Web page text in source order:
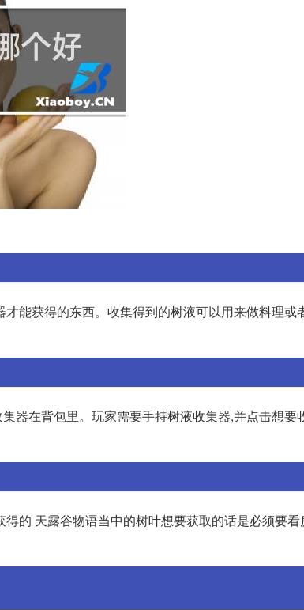
能获得的东西。收集得到的树液可以用来做料理或
器在背包里。玩家需要手持树液收集器,并点击想要
的 天露谷物语当中的树叶想要获取的话是必须要